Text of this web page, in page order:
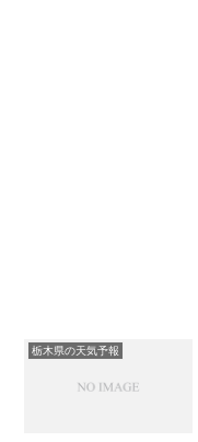
栃木県の天気予報